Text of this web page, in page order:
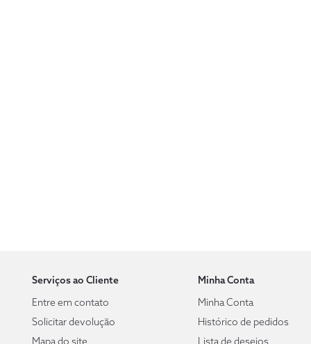
Serviços ao Cliente
Entre em contato
Solicitar devolução
Mapa do site
Minha Conta
Minha Conta
Histórico de pedidos
Lista de desejos